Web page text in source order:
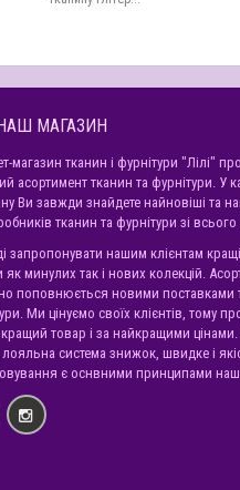
МАГАЗИН
магазин тканин і фурнітури "Лілі"
асортимент тканин та фурнітури. У
Ви завжди знайдете найновіші та
тканин та фурнітури зі всього
запропонувати нашим клієнтам
як минулих так і нових колекцій.
поповнюється новими поставками
Ми цінуємо своїх клієнтів, тому
кращий товар і за найкращими цінами.
лояльна система знижок, швидке і
є оснвними принципами